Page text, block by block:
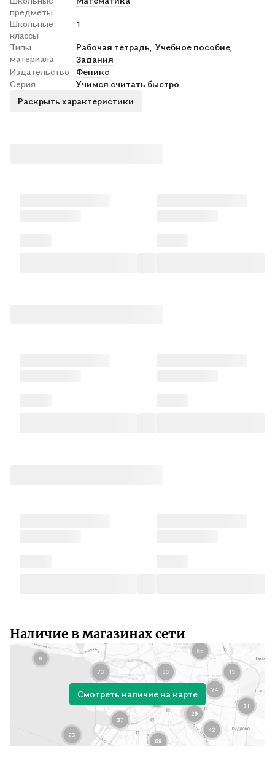
предметы
Школьные
классы
1
Типы
материала
Рабочая тетрадь, Учебное пособие,
Задания
Издательство
Феникс
Серия
Учимся считать быстро
Раскрыть характеристики
Наличие в магазинах сети
Смотреть наличие на карте